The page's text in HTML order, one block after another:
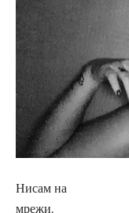
Нисам на
мрежи.